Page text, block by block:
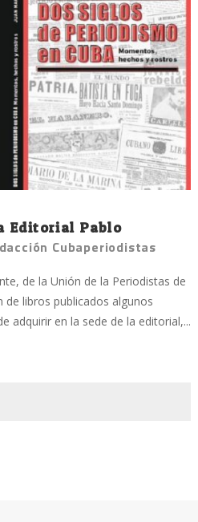
Editorial Pablo
Cubaperiodistas
de la Unión de la Periodistas de
de libros publicados algunos
adquirir en la sede de la editorial,...